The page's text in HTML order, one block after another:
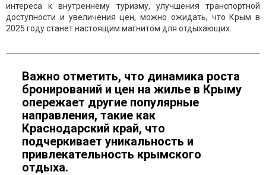
интереса к внутреннему туризму, улучшения транспортной
доступности и увеличения цен, можно ожидать, что Крым в
2025 году станет настоящим магнитом для отдыхающих.
Важно отметить, что динамика роста
бронирований и цен на жилье в Крыму
опережает другие популярные
направления, такие как
Краснодарский край, что
подчеркивает уникальность и
привлекательность крымского
отдыха.